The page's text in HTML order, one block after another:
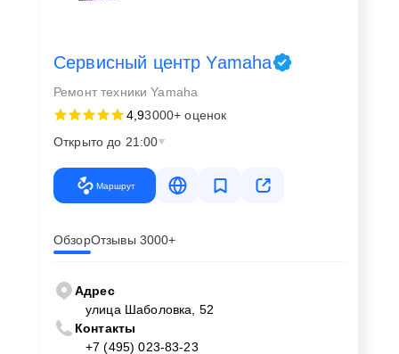
Сервисный центр Yamaha
Ремонт техники Yamaha
4,93000+ оценок
Открыто до 21:00
Маршрут
ОбзорОтзывы 3000+
Адрес
улица Шаболовка, 52
Контакты
+7 (495) 023-83-23